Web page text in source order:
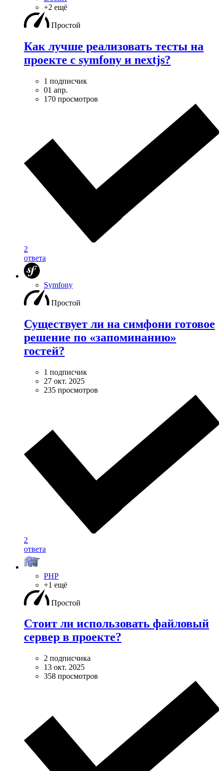
+2 ещё
Простой
Как лучше реализовать тесты на
проекте с symfony и nextjs?
1 подписчик
01 апр.
170 просмотров
2
ответа
Symfony
Простой
Существует ли на симфони готовое
решение по «запоминанию»
гостей?
1 подписчик
27 окт. 2025
235 просмотров
2
ответа
PHP
+1 ещё
Простой
Стоит ли использовать файловый
сервер в проекте?
2 подписчика
13 окт. 2025
358 просмотров